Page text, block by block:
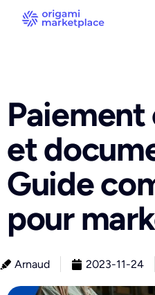
Paiement
et
Guide
pour
Arnaud 2023-11-24